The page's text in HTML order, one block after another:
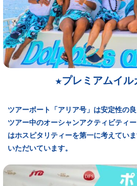
★プレミアムイル
ツアーボート「アリア号」は安定性の
ツアー中のオーシャンアクティビティ
はホスピタリティーを第一に考えてい
いただいています。